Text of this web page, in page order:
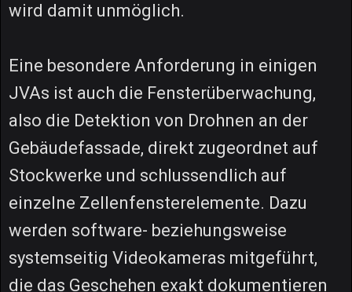
wird damit unmöglich.
Eine besondere Anforderung in einigen
JVAs ist auch die Fensterüberwachung,
also die Detektion von Drohnen an der
Gebäudefassade, direkt zugeordnet auf
Stockwerke und schlussendlich auf
einzelne Zellenfensterelemente. Dazu
werden software- beziehungsweise
systemseitig Videokameras mitgeführt,
die das Geschehen exakt dokumentieren